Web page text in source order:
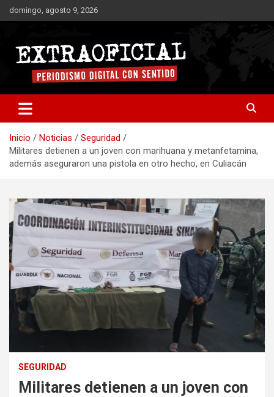
Saltar
al
domingo, agosto 9, 2026
Extraoficial
Inicio Noticias
Seguridad
Militares detienen a un joven con marihuana y metanfetamina,
además aseguraron una pistola en otro hecho, en Culiacán
SEGURIDAD
Militares detienen a un joven con